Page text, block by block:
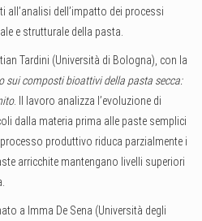
all’analisi dell’impatto dei processi
e strutturale della pasta.
Tardini (Università di Bologna), con la
sui composti bioattivi della pasta secca:
. Il lavoro analizza l’evoluzione di
dalla materia prima alle paste semplici
produttivo riduca parzialmente i
arricchite mantengano livelli superiori
a Imma De Sena (Università degli